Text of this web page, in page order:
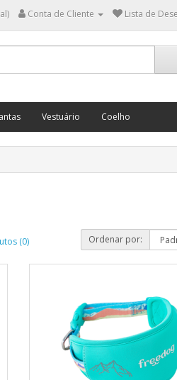
Conta de Cliente Lista de
Vestuário Coelho
(0) Ordenar por: